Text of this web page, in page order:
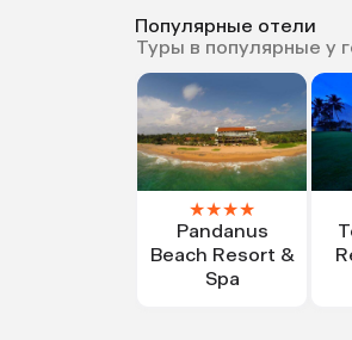
Популярные отели
Туры в популярные у
★★★★
Pandanus
Beach Resort &
Spa